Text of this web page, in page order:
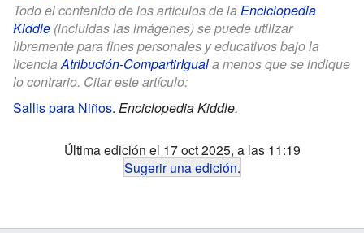
Todo el contenido de los artículos de la Enciclopedia
Kiddle (incluidas las imágenes) se puede utilizar
libremente para fines personales y educativos bajo la
licenciaAtribución-CompartirIguala menos que se indique
lo contrario. Citar este artículo:
Sallis para Niños. Enciclopedia Kiddle.
Última edición el 17 oct 2025, a las 11:19
Sugerir una edición.